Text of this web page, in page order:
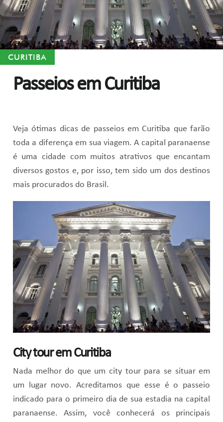
CURITIBA
Passeios em Curitiba
Veja ótimas dicas de passeios em Curitiba que farão
toda a diferença em sua viagem. A capital paranaense
é uma cidade com muitos atrativos que encantam
diversos gostos e, por isso, tem sido um dos destinos
mais procurados do Brasil.
City tour em Curitiba
Nada melhor do que um city tour para se situar em
um lugar novo. Acreditamos que esse é o passeio
indicado para o primeiro dia de sua estadia na capital
paranaense. Assim, você conhecerá os principais